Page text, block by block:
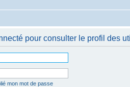
pour consulter le profil des
mon mot de passe